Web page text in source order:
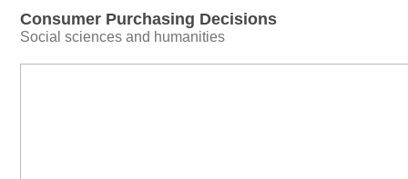
Consumer Purchasing Decisions
Social sciences and humanities